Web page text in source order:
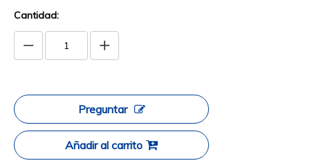
Cantidad:
Preguntar
Añadir al carrito